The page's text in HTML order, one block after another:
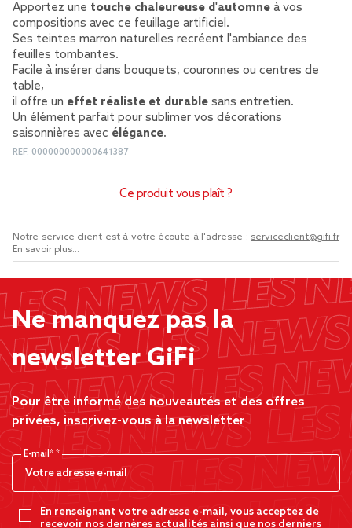
Apportez une touche chaleureuse d'automne à vos
compositions avec ce feuillage artificiel.
Ses teintes marron naturelles recréent l'ambiance des
feuilles tombantes.
Facile à insérer dans bouquets, couronnes ou centres de
table,
il offre un effet réaliste et durable sans entretien.
Un élément parfait pour sublimer vos décorations
saisonnières avec élégance.
REF. 000000000000641387
Ce produit vous plaît ?
Notre service client est à votre écoute à l'adresse : serviceclient@gifi.fr
En savoir plus...
Ne manquez pas la
newsletter GiFi
Pour être informé des nouveautés et des offres
privées, inscrivez-vous à la newsletter
E-mail*
En renseignant votre adresse e-mail, vous acceptez de
recevoir nos dernères actualités ainsi que nos derniers